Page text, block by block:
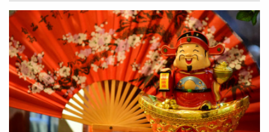
革命：散茶成為主流，而直接抓一撮茶葉入壺，並以開水沏
泡飲用，稱為「瀹茶法」流傳至今。「蒸工夫茶」演講熱鬧
登場，現場座無虛席。（圖／吳德亮攝影）只是明初社會動
亂，後又有宦官亂政等因素，使得許多胸懷大志的文人，不
得不寄情山水以避禍，而茶藝正是抒憂排鬱的最佳方式。因
此明代茶人多為飽學之士，琴棋書畫尤其精通，其中又以晚
明的「吳中四大家」，即仇英、唐寅、文徵明、祝允明等四
人最為著名。儘管多懷才不遇，卻多才多藝又嗜茶，身處黑